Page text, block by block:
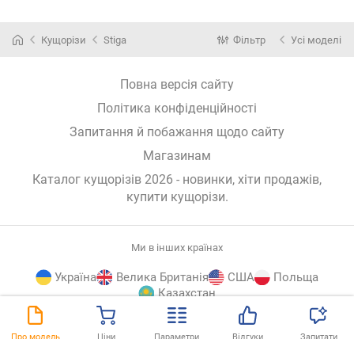
Кущорізи Stiga Фільтр Усі моделі
Повна версія сайту
Політика конфіденційності
Запитання й побажання щодо сайту
Магазинам
Каталог кущорізів 2026 - новинки, хіти продажів,
купити кущорізи.
Ми в інших країнах
Україна Велика Британія США
Польща
Казахстан
© E-Katalog, 2026